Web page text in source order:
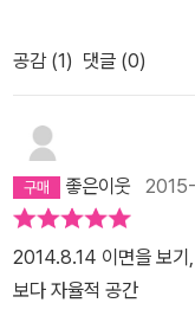
활동인 셈이다. 빌 게이
지독한 사업가로서의 그
키거나 사들이고, 목적
원한다. 반면 인류 역사
는 게 무슨 소용인가?”
의 윤리로는, 자선을 베
선은 경제적 착취라는
진국들은 원조와 차관 등
통해 미개발 국가들을 '
연루돼 있으며, 공동책
자아의 차원에서 이루어지는 거대
자선을 베푸는 자본가
어떻게 해야 할 것인가
에 대한 심문>이라는
이렇다. 이제 우리의 말
그런 이유로 우리는 이
덕과 장점들을 고려하여
이고 평온한 상태를 혼
이 정상적인 상태에 내
은 바로 자본주의, 더
기와 같은 주식시장의
의도가 없으며, 순수하
다. 바로 그렇기 때문에
떤 사회, 이데올로기적
고 공격과 방어를 반복
적이 나올 곳을 예상하
적도 없는 아름다운 자
러운 생각이 들었다. 군
다. 제복을 입고 있는 이
없다. 그래서 국방부는
린다. 중세 교회가 권력
과 맞닿아 있다. 책은 실
공감 (1) 댓글 (0)
좋은이웃
2014.8.14 이면을 보기,
보다 자율적 공간